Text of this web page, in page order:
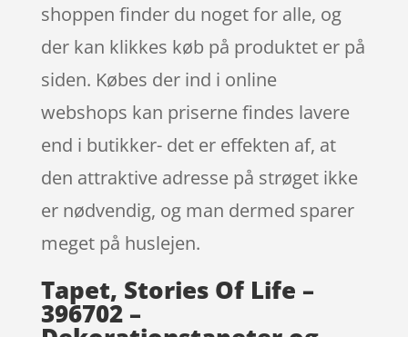
shoppen finder du noget for alle, og
der kan klikkes køb på produktet er på
siden. Købes der ind i online
webshops kan priserne findes lavere
end i butikker- det er effekten af, at
den attraktive adresse på strøget ikke
er nødvendig, og man dermed sparer
meget på huslejen.
Tapet, Stories Of Life –
396702 –